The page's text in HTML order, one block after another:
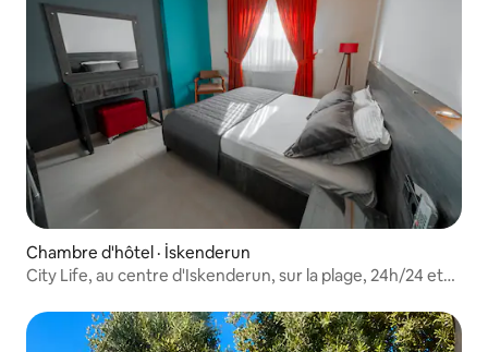
Chambre d'hôtel · İskenderun
City Life, au centre d'Iskenderun, sur la plage, 24h/24 et